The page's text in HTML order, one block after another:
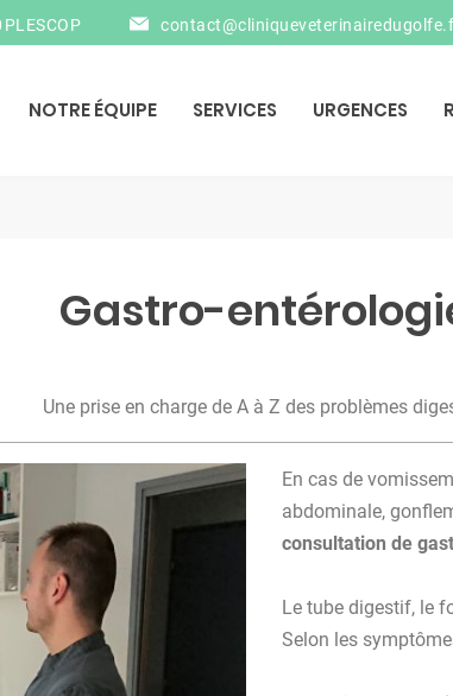
NOTRE ÉQUIPE SERVICES URGENCES
Gastro-
Une prise en charge de A à Z des problèmes
En cas de
abdominale,
consultation de
Le tube digestif, le
Selon les